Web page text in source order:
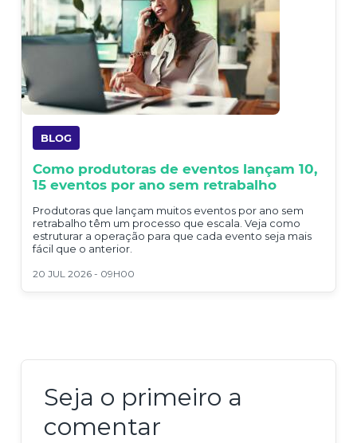
BLOG
Como produtoras de eventos lançam 10,
15 eventos por ano sem retrabalho
Produtoras que lançam muitos eventos por ano sem
retrabalho têm um processo que escala. Veja como
estruturar a operação para que cada evento seja mais
fácil que o anterior.
20 JUL 2026 - 09H00
Seja o primeiro a
comentar